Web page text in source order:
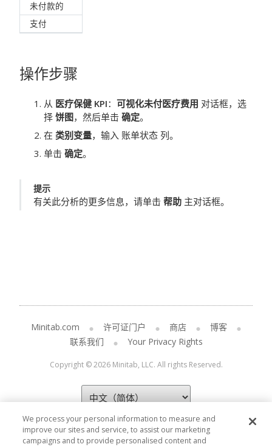
未付款的
支付
操作步骤
从 医疗保健 KPI： 可视化未付医疗费用 对话框，选
择 饼图，然后单击 确定。
在 类别变量，输入 账单状态 列。
单击 确定。
提示
有关此分析的更多信息，请单击 帮助 主对话框。
Minitab.com 许可证门户 商店
博客
联系我们
Your Privacy Rights
Copyright © 2026 Minitab, LLC. All rights Reserved.
We process your personal information to measure and
improve our sites and service, to assist our marketing
campaigns and to provide personalised content and